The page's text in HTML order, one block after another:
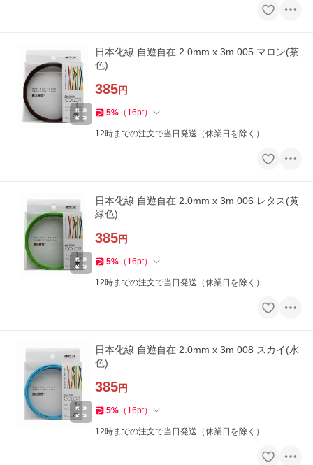
日本化線 自遊自在 2.0mm x 3m 005 マロン(茶
色)
385円
5% （ 16pt）
12時までの注文で当日発送（休業日を除く）
日本化線 自遊自在 2.0mm x 3m 006 レタス(黄
緑色)
385円
5% （ 16pt）
12時までの注文で当日発送（休業日を除く）
日本化線 自遊自在 2.0mm x 3m 008 スカイ(水
色)
385円
5% （ 16pt）
12時までの注文で当日発送（休業日を除く）